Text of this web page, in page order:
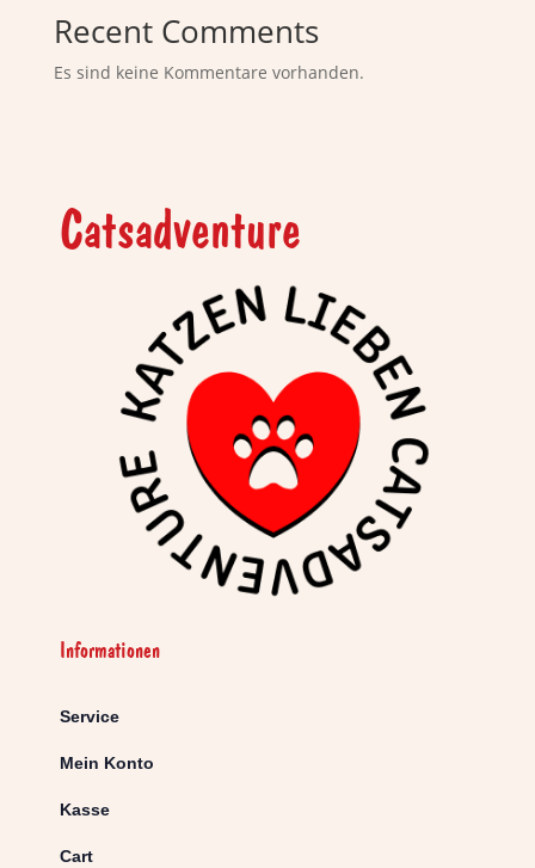
Recent Comments
Es sind keine Kommentare vorhanden.
Catsadventure
Informationen
Service
Mein Konto
Kasse
Cart